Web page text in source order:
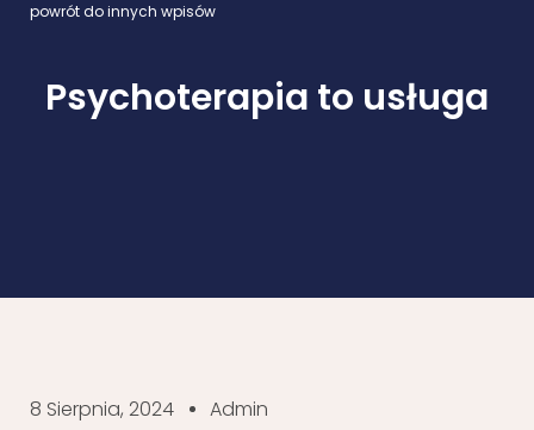
powrót do innych wpisów
Psychoterapia to usługa
8 Sierpnia, 2024 Admin